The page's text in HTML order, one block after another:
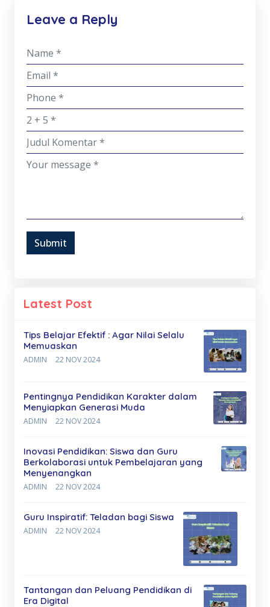
Leave a Reply
Submit
Latest Post
Tips Belajar Efektif : Agar Nilai Selalu
Memuaskan
ADMIN 22 NOV 2024
Pentingnya Pendidikan Karakter dalam
Menyiapkan Generasi Muda
ADMIN 22 NOV 2024
Inovasi Pendidikan: Siswa dan Guru
Berkolaborasi untuk Pembelajaran yang
Menyenangkan
ADMIN 22 NOV 2024
Guru Inspiratif: Teladan bagi Siswa
ADMIN 22 NOV 2024
Tantangan dan Peluang Pendidikan di
Era Digital